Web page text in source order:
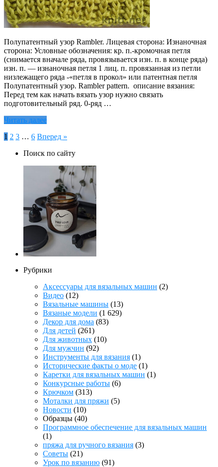
Полупатентный узор Rambler. Лицевая сторона: Изнаночная
сторона: Условные обозначения: кр. п.-кромочная петля
(снимается вначале ряда, провязывается изн. п. в конце ряда)
изн. п. — изнаночная петля 1 лиц. п. провязанная из петли
низлежащего ряда -«петля в прокол» или патентная петля
Полупатентный узор. Rambler pattern. описание вязания:
Перед тем как начать вязать узор нужно связать
подготовительный ряд. 0-ряд …
Читать далее
Пагинация
записей
1 2 3 … 6 Вперед »
Поиск по сайту
Рубрики
Аксессуары для вязальных машин (2)
Видео (12)
Вязальные машины (13)
Вязаные модели (1 629)
Декор для дома (83)
Для детей (261)
Для животных (10)
Для мужчин (92)
Инструменты для вязания (1)
Исторические факты о моде (1)
Каретки для вязальных машин (1)
Конкурсные работы (6)
Крючком (313)
Моталки для пряжи (5)
Новости (10)
Образцы (40)
Программное обеспечение для вязальных машин
(1)
пряжа для ручного вязания (3)
Советы (21)
Урок по вязанию (91)